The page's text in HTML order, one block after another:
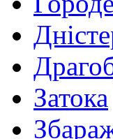
Затока